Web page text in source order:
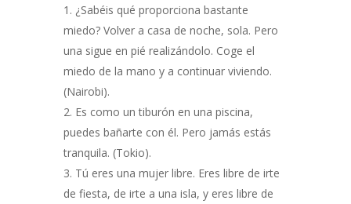
¿Sabéis qué proporciona bastante
miedo? Volver a casa de noche, sola. Pero
una sigue en pié realizándolo. Coge el
miedo de la mano y a continuar viviendo.
(Nairobi).
Es como un tiburón en una piscina,
puedes bañarte con él. Pero jamás estás
tranquila. (Tokio).
Tú eres una mujer libre. Eres libre de irte
de fiesta, de irte a una isla, y eres libre de